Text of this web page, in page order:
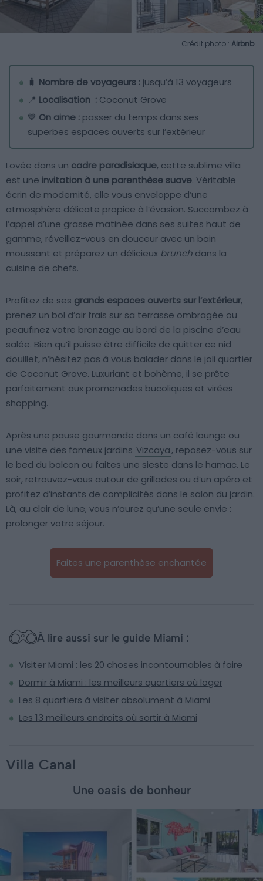
Crédit photo : Airbnb
🧳 Nombre de voyageurs : jusqu’à 13 voyageurs
📍 Localisation : Coconut Grove
💙 On aime : passer du temps dans ses
superbes espaces ouverts sur l’extérieur
Lovée dans un cadre paradisiaque, cette sublime villa
est une invitation à une parenthèse suave. Véritable
écrin de modernité, elle vous enveloppe d’une
atmosphère délicate propice à l’évasion. Succombez à
l’appel d’une grasse matinée dans ses suites haut de
gamme, réveillez-vous en douceur avec un bain
moussant et préparez un délicieux brunch dans la
cuisine de chefs.
Profitez de ses grands espaces ouverts sur l’extérieur,
prenez un bol d’air frais sur sa terrasse ombragée ou
peaufinez votre bronzage au bord de la piscine d’eau
salée. Bien qu’il puisse être difficile de quitter ce nid
douillet, n’hésitez pas à vous balader dans le joli quartier
de Coconut Grove. Luxuriant et bohème, il se prête
parfaitement aux promenades bucoliques et virées
shopping.
Après une pause gourmande dans un café lounge ou
une visite des fameux jardins Vizcaya, reposez-vous sur
le bed du balcon ou faites une sieste dans le hamac. Le
soir, retrouvez-vous autour de grillades ou d’un apéro et
profitez d’instants de complicités dans le salon du jardin.
Là, au clair de lune, vous n’aurez qu’une seule envie :
prolonger votre séjour.
Faites une parenthèse enchantée
À lire aussi sur le guide Miami :
Visiter Miami : les 20 choses incontournables à faire
Dormir à Miami : les meilleurs quartiers où loger
Les 8 quartiers à visiter absolument à Miami
Les 13 meilleurs endroits où sortir à Miami
Villa Canal
Une oasis de bonheur